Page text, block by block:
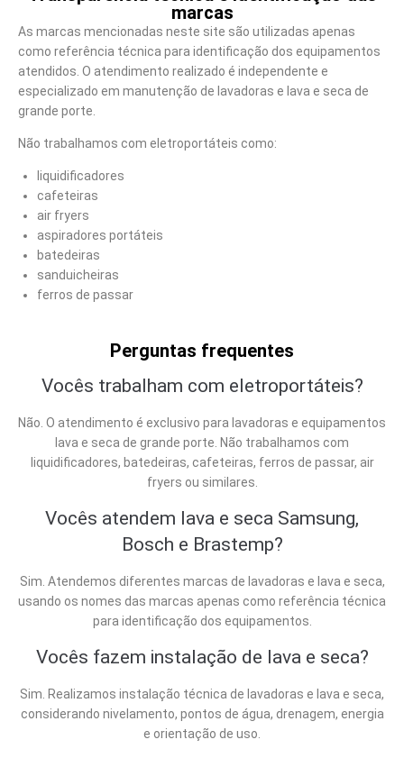
marcas
As marcas mencionadas neste site são utilizadas apenas
como referência técnica para identificação dos equipamentos
atendidos. O atendimento realizado é independente e
especializado em manutenção de lavadoras e lava e seca de
grande porte.
Não trabalhamos com eletroportáteis como:
liquidificadores
cafeteiras
air fryers
aspiradores portáteis
batedeiras
sanduicheiras
ferros de passar
Perguntas frequentes
Vocês trabalham com eletroportáteis?
Não. O atendimento é exclusivo para lavadoras e equipamentos
lava e seca de grande porte. Não trabalhamos com
liquidificadores, batedeiras, cafeteiras, ferros de passar, air
fryers ou similares.
Vocês atendem lava e seca Samsung,
Bosch e Brastemp?
Sim. Atendemos diferentes marcas de lavadoras e lava e seca,
usando os nomes das marcas apenas como referência técnica
para identificação dos equipamentos.
Vocês fazem instalação de lava e seca?
Sim. Realizamos instalação técnica de lavadoras e lava e seca,
considerando nivelamento, pontos de água, drenagem, energia
e orientação de uso.